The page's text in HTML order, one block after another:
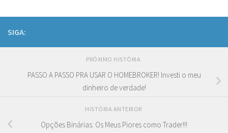
SIGA:
PRÓXIMO HISTÓRIA
PASSO A PASSO PRA USAR O HOMEBROKER! Investi o meu
dinheiro de verdade!
HISTÓRIA ANTERIOR
Opções Binárias: Os Meus Piores como Trader!!!